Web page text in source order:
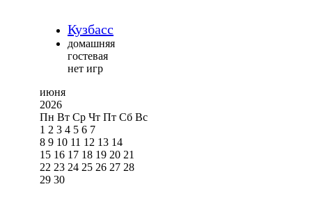
Кузбасс
домашняя
гостевая
нет игр
июня
2026
Пн Вт Ср Чт Пт Сб Вс
1 2 3 4 5 6 7
8 9 10 11 12 13 14
15 16 17 18 19 20 21
22 23 24 25 26 27 28
29 30